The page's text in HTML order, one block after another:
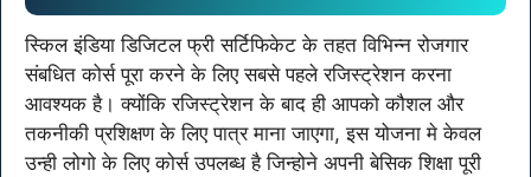
स्किल इंडिया डिजिटल फ्री सर्टिफिकेट के तहत विभिन्न रोजगार
संबधित कोर्स पूरा करने के लिए सबसे पहले रजिस्ट्रेशन करना
आवश्यक है। क्योंकि रजिस्ट्रेशन के बाद ही आपको कौशल और
तकनीकी प्रशिक्षण के लिए पात्र माना जाएगा, इस योजना मे केवल
उन्ही लोगो के लिए कोर्स उपलब्ध है जिन्होने अपनी बेसिक शिक्षा पूरी